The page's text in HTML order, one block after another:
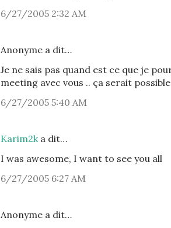
6/27/2005 2:32 AM
Anonyme a dit…
Je ne sais pas quand est ce que je
meeting avec vous .. ça serait possible
6/27/2005 5:40 AM
Karim2ka dit…
I was awesome, I want to see you all
6/27/2005 6:27 AM
Anonyme a dit…